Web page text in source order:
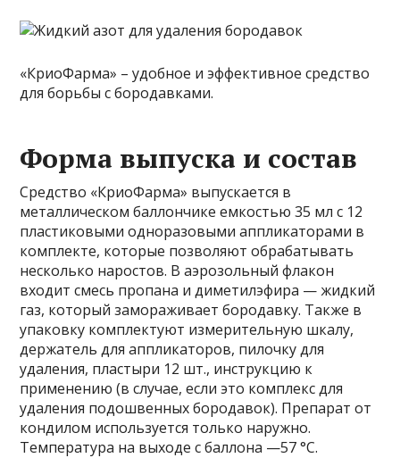
«КриоФарма» – удобное и эффективное средство
для борьбы с бородавками.
Форма выпуска и состав
Средство «КриоФарма» выпускается в
металлическом баллончике емкостью 35 мл с 12
пластиковыми одноразовыми аппликаторами в
комплекте, которые позволяют обрабатывать
несколько наростов. В аэрозольный флакон
входит смесь пропана и диметилэфира — жидкий
газ, который замораживает бородавку. Также в
упаковку комплектуют измерительную шкалу,
держатель для аппликаторов, пилочку для
удаления, пластыри 12 шт., инструкцию к
применению (в случае, если это комплекс для
удаления подошвенных бородавок). Препарат от
кондилом используется только наружно.
Температура на выходе с баллона —57 °C.